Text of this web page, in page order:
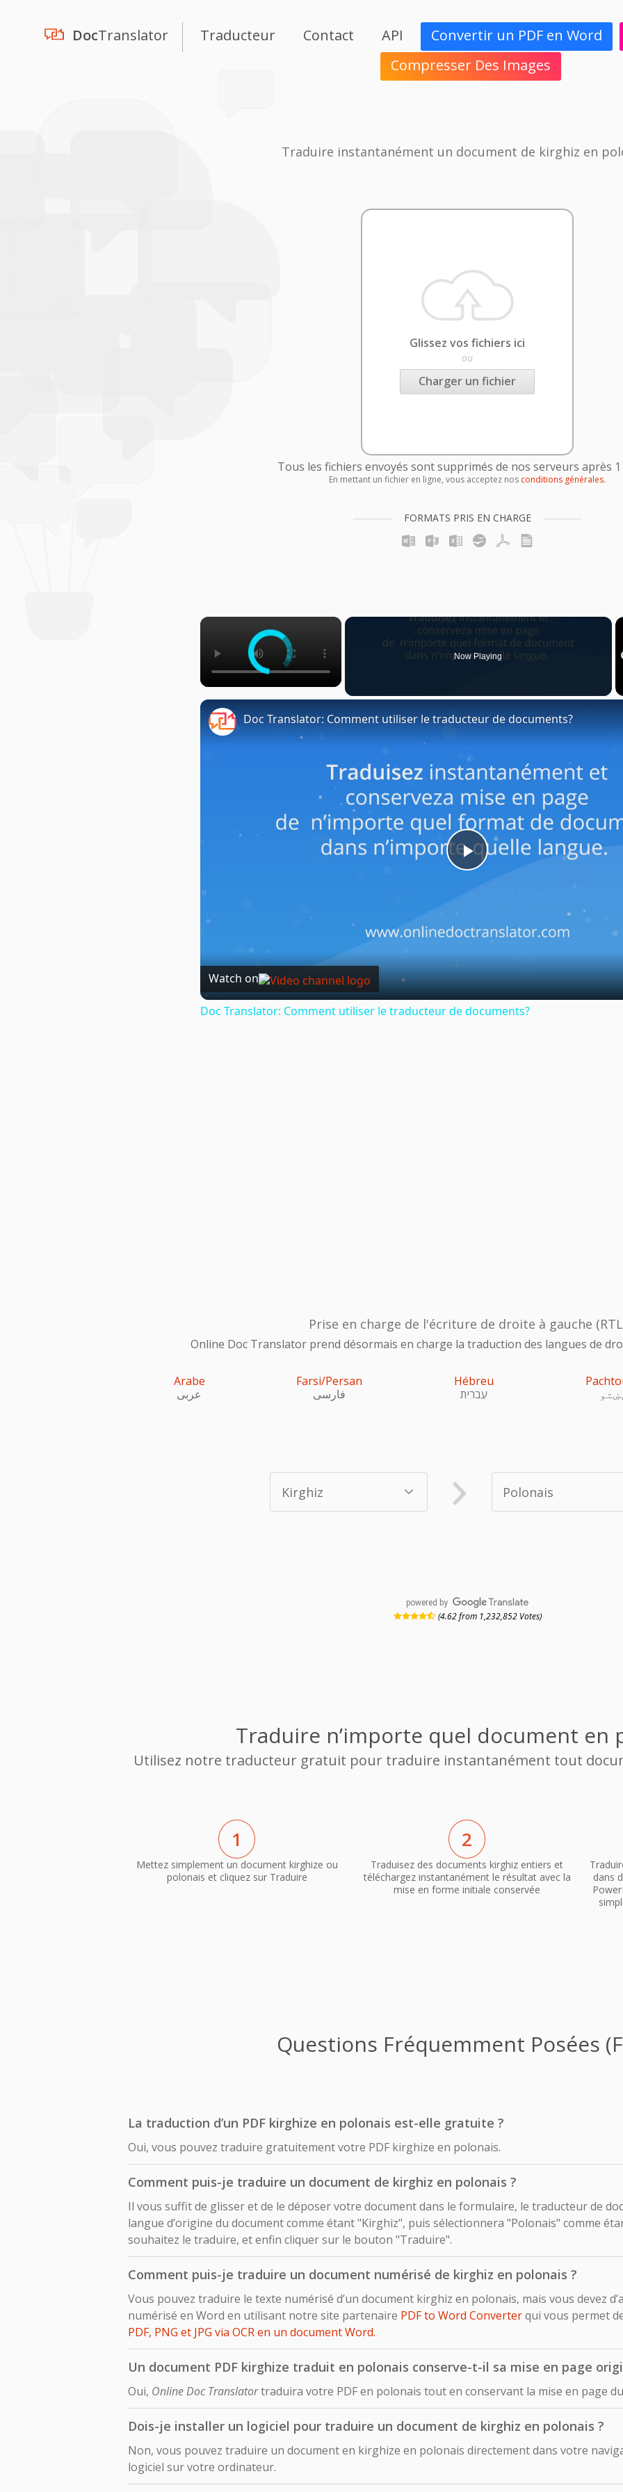
DocTranslator Traducteur Contact API
Convertir un PDF en Word
Compresser Des Images
Traduire instantanément un document de kirghiz en
Glissez vos fichiers ici
ou
Charger un fichier
Tous les fichiers envoyés sont supprimés de nos serveurs après
En mettant un fichier en ligne, vous acceptez nos conditions générales.
FORMATS PRIS EN CHARGE
×
Now Playing
Play
Doc Translator: Comment utiliser le traducteur de documents?
Watch on
Doc Translator: Comment utiliser le traducteur de documents?
Prise en charge de l'écriture de droite à gauche
Online Doc Translator prend désormais en charge la traduction des langues de
Arabe
عربى
Farsi/Persan
فارسی
Hébreu
עִברִית
powered by
(4.62 from 1,232,852 Votes)
Traduire n’importe quel document en
Utilisez notre traducteur gratuit pour traduire instantanément tout
1
Mettez simplement un document kirghize ou
polonais et cliquez sur Traduire
2
Traduisez des documents kirghiz entiers et
téléchargez instantanément le résultat avec la
mise en forme initiale conservée
dans
Questions Fréquemment Posées
La traduction d’un PDF kirghize en polonais est-elle gratuite ?
Oui, vous pouvez traduire gratuitement votre PDF kirghize en polonais.
Comment puis-je traduire un document de kirghiz en polonais ?
Il vous suffit de glisser et de le déposer votre document dans le formulaire, le traducteur de
langue d’origine du document comme étant "Kirghiz", puis sélectionnera "Polonais" comme
souhaitez le traduire, et enfin cliquer sur le bouton "Traduire".
Comment puis-je traduire un document numérisé de kirghiz en polonais ?
Vous pouvez traduire le texte numérisé d’un document kirghiz en polonais, mais vous devez
numérisé en Word en utilisant notre site partenaire PDF to Word Converterqui vous permet
PDF, PNG et JPG via OCR en un document Word.
Un document PDF kirghize traduit en polonais conserve-t-il sa mise en page
Oui, Online Doc Translatortraduira votre PDF en polonais tout en conservant la mise en page
Dois-je installer un logiciel pour traduire un document de kirghiz en polonais ?
Non, vous pouvez traduire un document en kirghize en polonais directement dans votre
logiciel sur votre ordinateur.